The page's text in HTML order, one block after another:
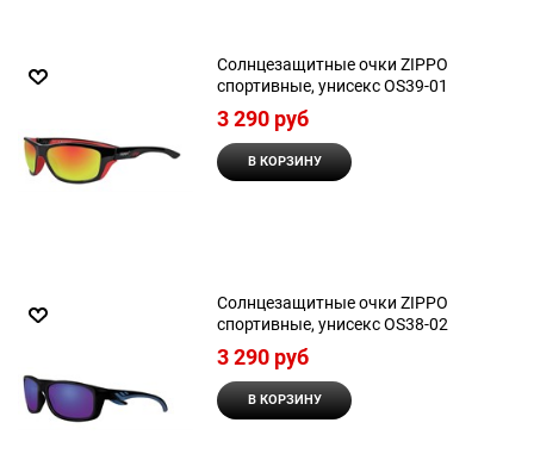
Солнцезащитные очки ZIPPO
спортивные, унисекс OS39-01
3 290 руб
В КОРЗИНУ
Солнцезащитные очки ZIPPO
спортивные, унисекс OS38-02
3 290 руб
В КОРЗИНУ